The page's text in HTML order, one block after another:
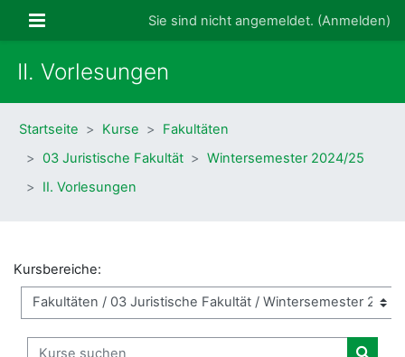
Website-ÜbersichtSie sind nicht angemeldet. (Anmelden)
II. Vorlesungen
Startseite Kurse
Fakultäten
03 Juristische Fakultät
Wintersemester 2024/25
II. Vorlesungen
Kursbereiche:
Kurse suchen